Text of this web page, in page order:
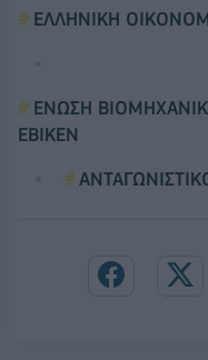
ΕΛΛΗΝΙΚΗ
ΕΝΩΣΗ
ΕΒΙΚΕΝ